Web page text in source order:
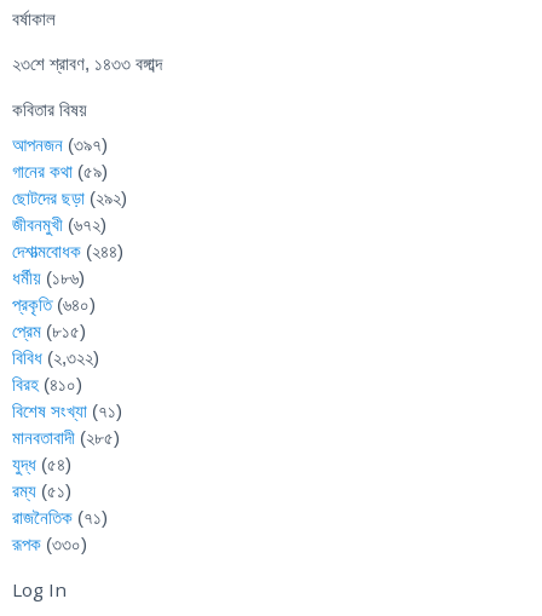
বর্ষাকাল
২৩শে শ্রাবণ, ১৪৩৩ বঙ্গাব্দ
কবিতার বিষয়
আপনজন (৩৯৭)
গানের কথা (৫৯)
ছোটদের ছড়া (২৯২)
জীবনমুখী (৬৭২)
দেশাত্মবোধক (২৪৪)
ধর্মীয় (১৮৬)
প্রকৃতি(৬৪০)
প্রেম (৮১৫)
বিবিধ (২,৩২২)
বিরহ (৪১০)
বিশেষ সংখ্যা (৭১)
মানবতাবাদী (২৮৫)
যুদ্ধ (৫৪)
রম্য (৫১)
রাজনৈতিক (৭১)
রূপক (৩৩০)
Log In